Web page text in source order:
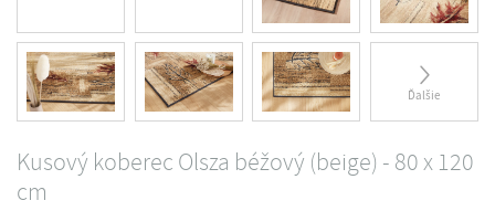
Ďalšie
Kusový koberec Olsza béžový (beige) - 80 x 120
cm